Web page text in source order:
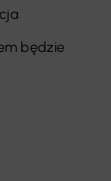
będzie